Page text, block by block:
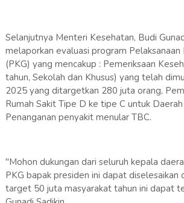
Selanjutnya Menteri Kesehatan, Budi
melaporkan evaluasi program
(PKG) yang mencakup : Pemeriksaan
tahun, Sekolah dan Khusus) yang telah
2025 yang ditargetkan 280 juta orang,
Rumah Sakit Tipe D ke tipe C untuk
Penanganan penyakit menular TBC.
"Mohon dukungan dari seluruh kepala
PKG bapak presiden ini dapat diselesaikan
target 50 juta masyarakat tahun ini dapat